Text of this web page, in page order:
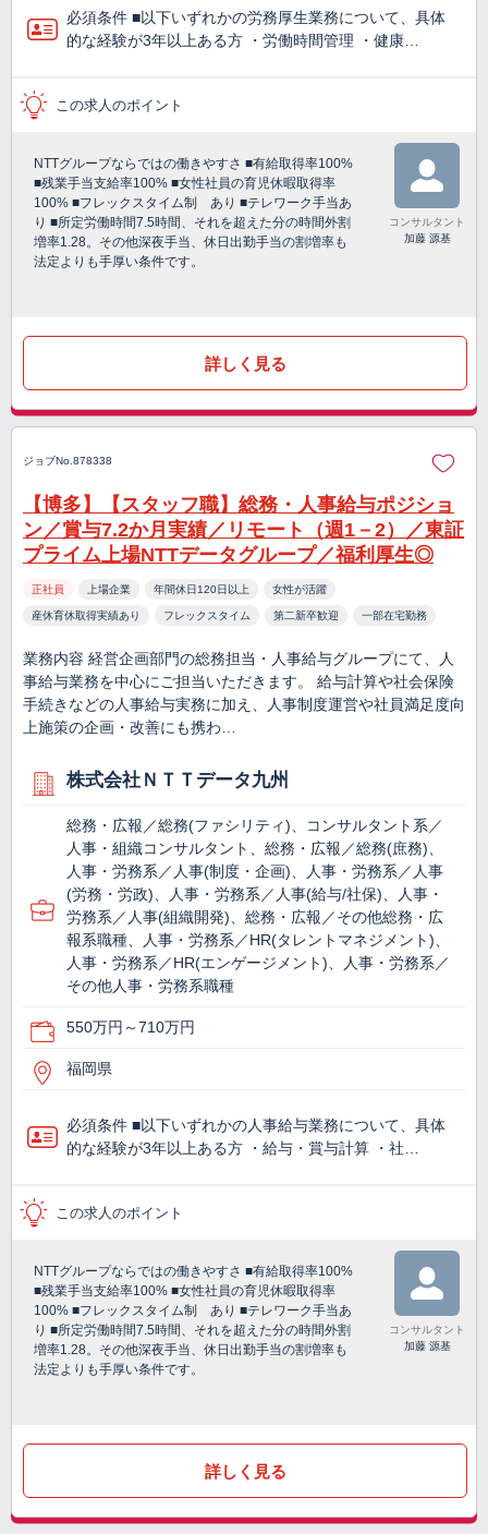
必須条件 ■以下いずれかの労務厚生業務について、具体
的な経験が3年以上ある方 ・労働時間管理 ・健康…
この求人のポイント
NTTグループならではの働きやすさ ■有給取得率100%
■残業手当支給率100% ■女性社員の育児休暇取得率
100% ■フレックスタイム制 あり ■テレワーク手当あ
り ■所定労働時間7.5時間、それを超えた分の時間外割
増率1.28。その他深夜手当、休日出勤手当の割増率も
法定よりも手厚い条件です。
コンサルタント
加藤 源基
詳しく見る
ジョブNo.878338
【博多】【スタッフ職】総務・人事給与ポジショ
ン／賞与7.2か月実績／リモート（週1－2）／東証
プライム上場NTTデータグループ／福利厚生◎
正社員 上場企業 年間休日120日以上 女性が活躍
産休育休取得実績あり フレックスタイム 第二新卒歓迎 一部在宅勤務
業務内容 経営企画部門の総務担当・人事給与グループにて、人
事給与業務を中心にご担当いただきます。 給与計算や社会保険
手続きなどの人事給与実務に加え、人事制度運営や社員満足度向
上施策の企画・改善にも携わ…
株式会社ＮＴＴデータ九州
総務・広報／総務(ファシリティ)、コンサルタント系／
人事・組織コンサルタント、総務・広報／総務(庶務)、
人事・労務系／人事(制度・企画)、人事・労務系／人事
(労務・労政)、人事・労務系／人事(給与/社保)、人事・
労務系／人事(組織開発)、総務・広報／その他総務・広
報系職種、人事・労務系／HR(タレントマネジメント)、
人事・労務系／HR(エンゲージメント)、人事・労務系／
その他人事・労務系職種
550万円～710万円
福岡県
必須条件 ■以下いずれかの人事給与業務について、具体
的な経験が3年以上ある方 ・給与・賞与計算 ・社…
この求人のポイント
NTTグループならではの働きやすさ ■有給取得率100%
■残業手当支給率100% ■女性社員の育児休暇取得率
100% ■フレックスタイム制 あり ■テレワーク手当あ
り ■所定労働時間7.5時間、それを超えた分の時間外割
増率1.28。その他深夜手当、休日出勤手当の割増率も
法定よりも手厚い条件です。
コンサルタント
加藤 源基
詳しく見る